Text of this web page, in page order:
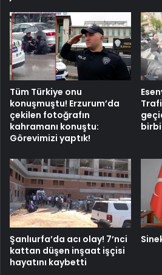
Tüm Türkiye onu
konuşmuştu! Erzurum’da
çekilen fotoğrafın
kahramanı konuştu:
Görevimizi yaptık!
Şanlıurfa’da acı olay! 7’nci
kattan düşen inşaat işçisi
hayatını kaybetti